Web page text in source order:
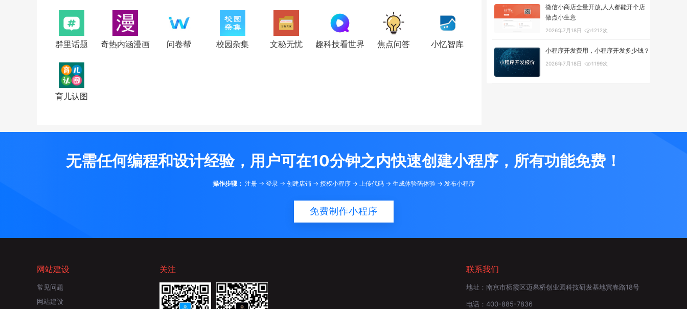
群里话题 奇热内涵漫画 问卷帮 校园杂集 文秘无忧 趣科技看世界 焦点问答 小忆智库
育儿认图
微信小商店全量开放,人人都能开个店
做点小生意
2026年7月18日 1212次
小程序开发费用，小程序开发多少钱？
2026年7月18日 1199次
无需任何编程和设计经验，用户可在10分钟之内快速创建小程序，所有功能免费！
操作步骤： 注册 -> 登录 -> 创建店铺 -> 授权小程序 -> 上传代码 -> 生成体验码体验 -> 发布小程序
免费制作小程序
网站建设
常见问题
网站建设
关注 联系我们
地址： 南京市栖霞区迈皋桥创业园科技研发基地寅春路18号
电话： 400-885-7836